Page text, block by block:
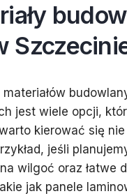
jest wiele opcji,
kierować się
jeśli
wilgoć oraz łatwe
jak panele